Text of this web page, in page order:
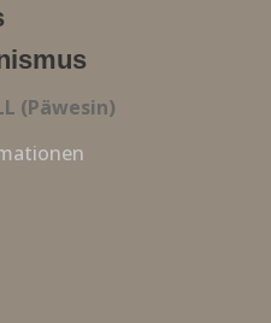
(Päwesin)